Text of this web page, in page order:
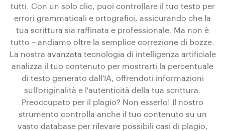
tutti. Con un solo clic, puoi controllare il tuo testo per
errori grammaticali e ortografici, assicurando che la
tua scrittura sia raffinata e professionale. Ma non è
tutto – andiamo oltre la semplice correzione di bozze.
La nostra avanzata tecnologia di intelligenza artificiale
analizza il tuo contenuto per mostrarti la percentuale
di testo generato dall'IA, offrendoti informazioni
sull'originalità e l'autenticità della tua scrittura.
Preoccupato per il plagio? Non esserlo! Il nostro
strumento controlla anche il tuo contenuto su un
vasto database per rilevare possibili casi di plagio,